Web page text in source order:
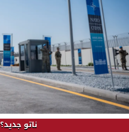
ناتو جديد؟